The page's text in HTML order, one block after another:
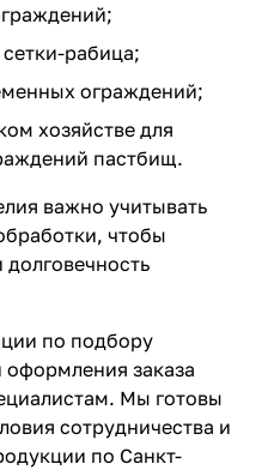
рабица;
ограждений;
хозяйстве для
пастбищ.
важно учитывать
чтобы
по подбору
оформления заказа
Мы готовы
сотрудничества и
по Санкт-